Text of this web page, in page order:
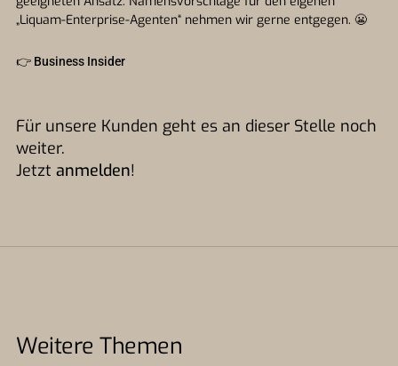
„Liquam-Enterprise-Agenten“ nehmen wir gerne entgegen. 😬
👉 Business Insider
Für unsere Kunden geht es an dieser Stelle noch
weiter.
Jetzt anmelden!
Weitere Themen